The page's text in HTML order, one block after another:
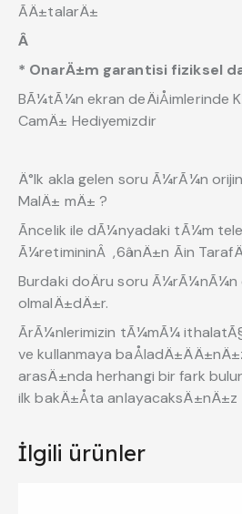
ÃÄ±talarÄ±
Â
* OnarÄ±m garantisi fiziksel
BÃ¼tÃ¼n ekran deÄiÅimlerinde
CamÄ± Hediyemizdir
Ä°lk akla gelen soru Ã¼rÃ¼n
MalÄ± mÄ± ?
Ãncelik ile dÃ¼nyadaki tÃ¼m
Ã¼retimininÂ ,6ânÄ±n Ãin
Burdaki doÄru soru Ã¼rÃ¼nÃ¼n
olmalÄ±dÄ±r.
ÃrÃ¼nlerimizin tÃ¼mÃ¼
ve kullanmaya
arasÄ±nda herhangi bir fark
ilk bakÄ±Åta anlayacaksÄ±nÄ±z
İlgili ürünler